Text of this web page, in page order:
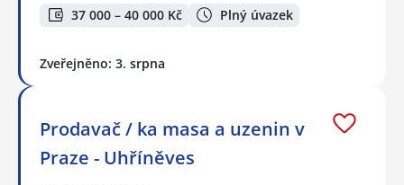
37 000 – 40 000 Kč Plný úvazek
Zveřejněno: 3. srpna
Prodavač / ka masa a uzenin v
Praze - Uhříněves